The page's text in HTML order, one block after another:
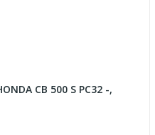
CB 500 S PC32 -,